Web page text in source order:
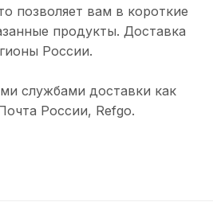
позволяет вам в короткие
продукты. Доставка
России.
службами доставки как
России, Refgo.